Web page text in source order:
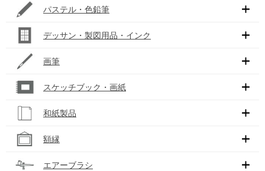
パステル・色鉛筆
デッサン・製図用品・インク
画筆
スケッチブック・画紙
和紙製品
額縁
エアーブラシ